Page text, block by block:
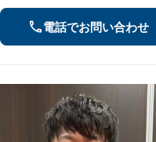
電話でお問い合わせ